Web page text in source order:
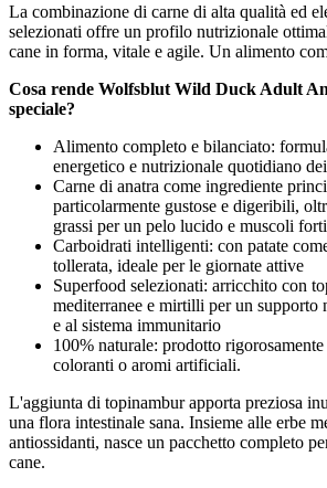
La combinazione di carne di alta qualità ed
selezionati offre un profilo nutrizionale
cane in forma, vitale e agile. Un alimento
Cosa rende Wolfsblut Wild Duck Adult
speciale?
Alimento completo e bilanciato:
energetico e nutrizionale quotidiano
Carne di anatra come ingrediente
particolarmente gustose e digeribili,
grassi per un pelo lucido e muscoli forti
Carboidrati intelligenti: con patate
tollerata, ideale per le giornate attive
Superfood selezionati: arricchito con
mediterranee e mirtilli per un supporto
e al sistema immunitario
100% naturale: prodotto
coloranti o aromi artificiali.
L'aggiunta di topinambur apporta preziosa
una flora intestinale sana. Insieme alle erbe
antiossidanti, nasce un pacchetto completo
cane.